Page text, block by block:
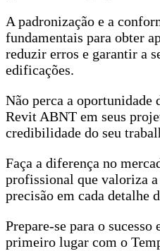
A padronização e a
fundamentais para obter
reduzir erros e garantir a
edificações.
Não perca a
Revit ABNT em seus
credibilidade do seu
Faça a diferença no
profissional que valoriza
precisão em cada detalhe
Prepare-se para o
primeiro lugar com o